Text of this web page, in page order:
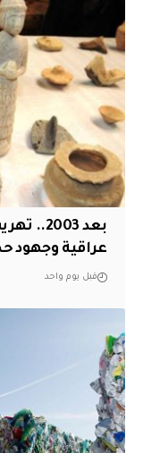
عراقية وجهود
قبل يوم واحد